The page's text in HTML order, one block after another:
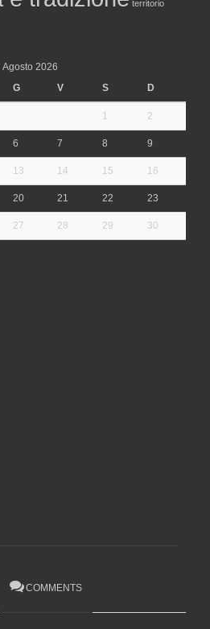
territorio
Agosto 2026
G V S D
1 2
6 7 8 9
13 14 15 16
20 21 22 23
27 28 29 30
COMMENTS